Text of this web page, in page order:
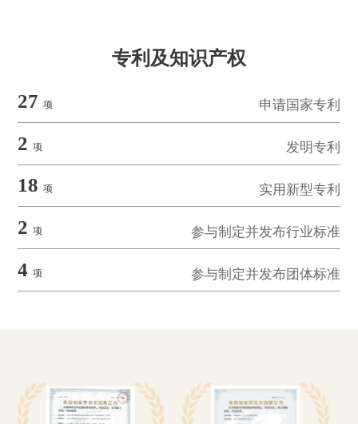
现有工艺进行一系列的科技攻关和技术改造，本着保
学发展之路。通过技术研发及改造，使盐田回采率达
到87.89%，选矿回收率达到64.5%，尾液综合利用率
达到100%。同时生产出高质量、高品位的大晶体优质
氯化钾产品来满足市场的高要求、高标准。
此外，公司针对矿区大量的低品位固体钾矿以及为解
情况，研发《察尔汗盐湖铁路以东低品位氯化钾矿产
品级的溶解为液相钾，溶解率可达90%以上，使氯化
溶法生产出合格的氯化钾产品的问题，针对性的提出
《热溶钾生产工艺及设备优化》项目，不仅提高了热
专利及知识产权
27 项 申请国家专利
2 项 发明专利
18 项 实用新型专利
2 项 参与制定并发布行业标准
4 项 参与制定并发布团体标准